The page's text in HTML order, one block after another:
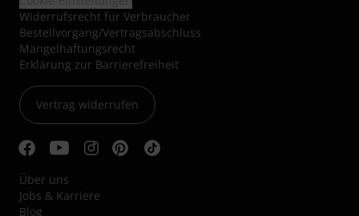
Widerrufsrecht für Verbraucher
Bestellvorgang/Vertragsabschluss
Mängelhaftungsrecht
Erklärung zur Barrierefreiheit
Vertrag widerrufen
Über uns
Jobs & Karriere
Blog